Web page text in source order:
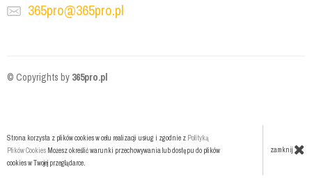
365pro@365pro.pl
© Copyrights by 365pro.pl
Strona korzysta z plików cookies w celu realizacji usług i zgodnie z Polityką
Plików Cookies Możesz określić warunki przechowywania lub dostępu do plików
cookies w Twojej przeglądarce.
zamknij